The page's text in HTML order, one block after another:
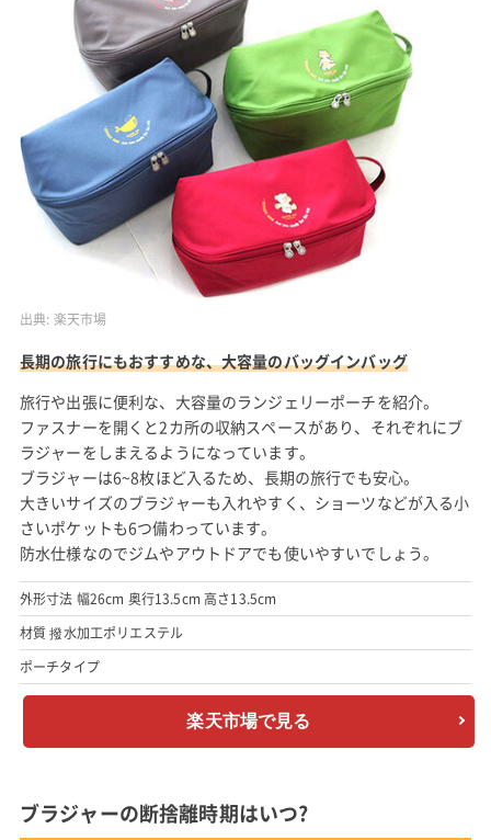
出典: 楽天市場
長期の旅行にもおすすめな、大容量のバッグインバッグ
旅行や出張に便利な、大容量のランジェリーポーチを紹介。
ファスナーを開くと2カ所の収納スペースがあり、それぞれにブ
ラジャーをしまえるようになっています。
ブラジャーは6~8枚ほど入るため、長期の旅行でも安心。
大きいサイズのブラジャーも入れやすく、ショーツなどが入る小
さいポケットも6つ備わっています。
防水仕様なのでジムやアウトドアでも使いやすいでしょう。
外形寸法 幅26cm 奥行13.5cm 高さ13.5cm
材質 撥水加工ポリエステル
ポーチタイプ
楽天市場で見る
ブラジャーの断捨離時期はいつ?